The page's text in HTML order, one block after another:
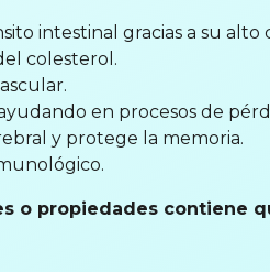
intestinal gracias a su alto
colesterol.
en procesos de
y protege la memoria.
o propiedades contiene